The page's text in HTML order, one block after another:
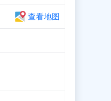
查看地图